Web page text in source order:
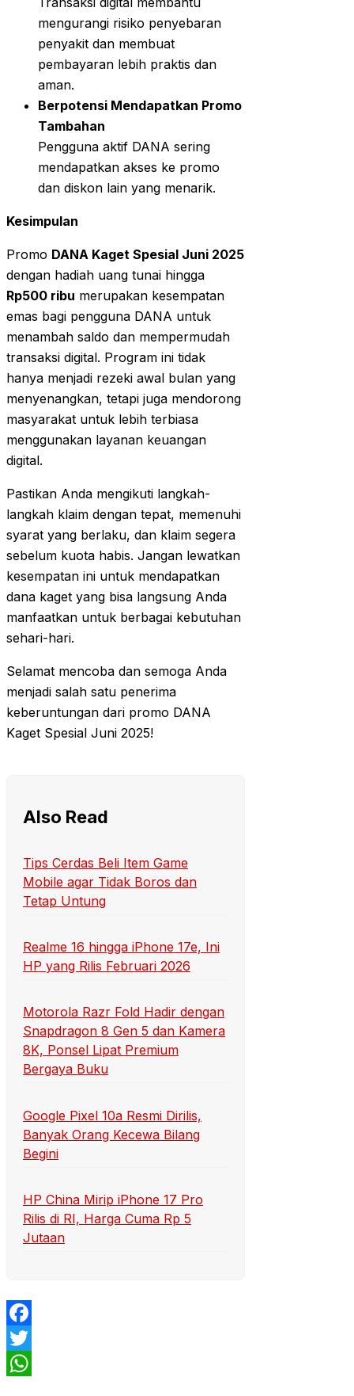
mengurangi risiko penyebaran
penyakit dan membuat
pembayaran lebih praktis dan
aman.
Berpotensi Mendapatkan Promo
Tambahan
Pengguna aktif DANA sering
mendapatkan akses ke promo
dan diskon lain yang menarik.
Kesimpulan
Promo DANA Kaget Spesial Juni 2025
dengan hadiah uang tunai hingga
Rp500 ribu merupakan kesempatan
emas bagi pengguna DANA untuk
menambah saldo dan mempermudah
transaksi digital. Program ini tidak
hanya menjadi rezeki awal bulan yang
menyenangkan, tetapi juga mendorong
masyarakat untuk lebih terbiasa
menggunakan layanan keuangan
digital.
Pastikan Anda mengikuti langkah-
langkah klaim dengan tepat, memenuhi
syarat yang berlaku, dan klaim segera
sebelum kuota habis. Jangan lewatkan
kesempatan ini untuk mendapatkan
dana kaget yang bisa langsung Anda
manfaatkan untuk berbagai kebutuhan
sehari-hari.
Selamat mencoba dan semoga Anda
menjadi salah satu penerima
keberuntungan dari promo DANA
Kaget Spesial Juni 2025!
Also Read
Tips Cerdas Beli Item Game
Mobile agar Tidak Boros dan
Tetap Untung
Realme 16 hingga iPhone 17e, Ini
HP yang Rilis Februari 2026
Motorola Razr Fold Hadir dengan
Snapdragon 8 Gen 5 dan Kamera
8K, Ponsel Lipat Premium
Bergaya Buku
Google Pixel 10a Resmi Dirilis,
Banyak Orang Kecewa Bilang
Begini
HP China Mirip iPhone 17 Pro
Rilis di RI, Harga Cuma Rp 5
Jutaan
Facebook
Twitter